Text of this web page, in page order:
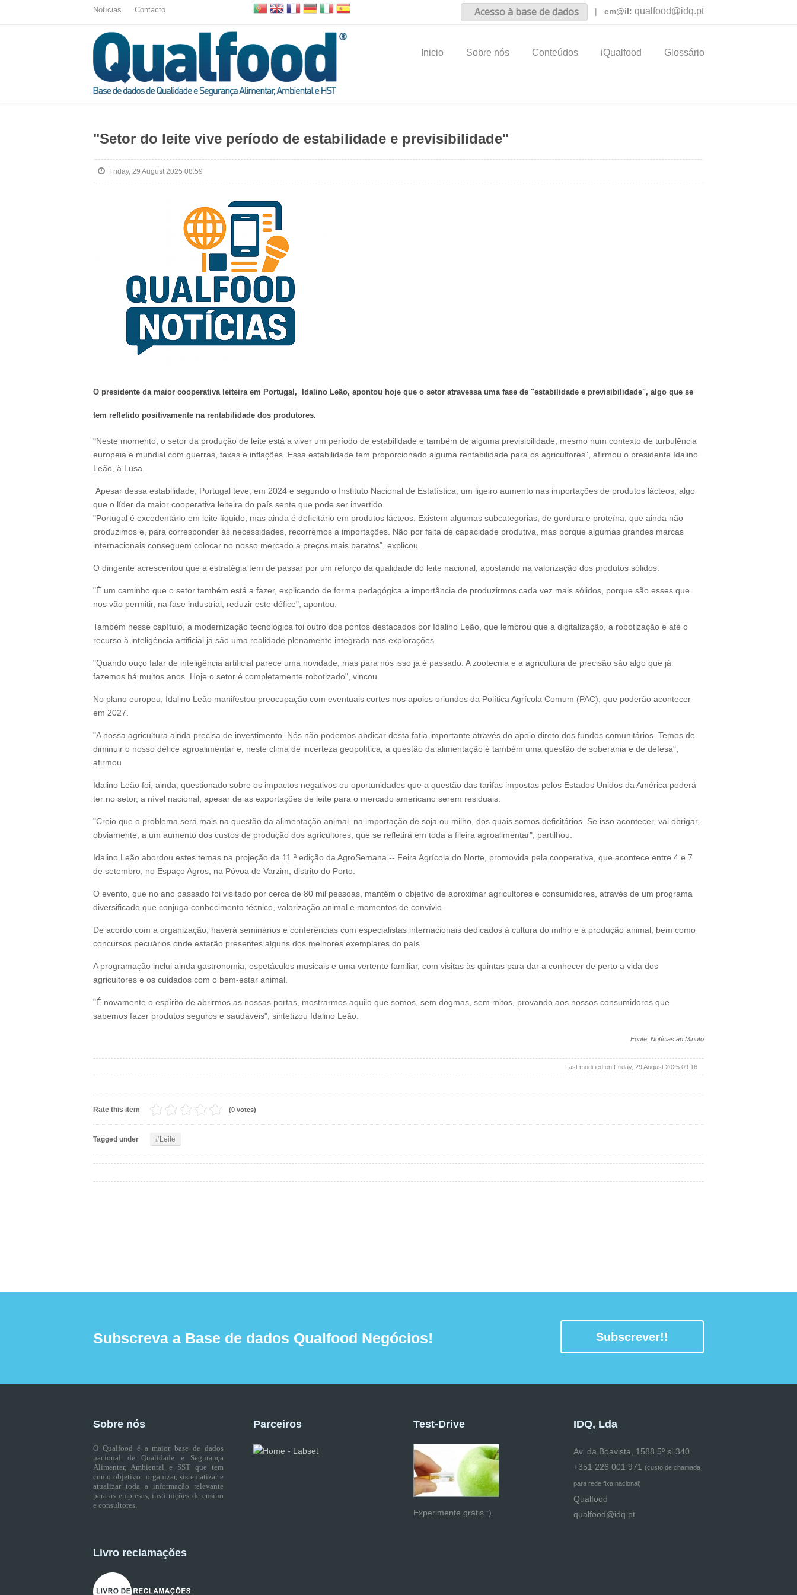
Notícias Contacto Acesso à base de dados | em@il: qualfood@idq.pt
Inicio Sobre nós Conteúdos iQualfood Glossário
"Setor do leite vive período de estabilidade e previsibilidade"
Friday, 29 August 2025 08:59
O presidente da maior cooperativa leiteira em Portugal, Idalino Leão, apontou hoje que o setor atravessa uma fase de "estabilidade e previsibilidade", algo que se
tem refletido positivamente na rentabilidade dos produtores.
"Neste momento, o setor da produção de leite está a viver um período de estabilidade e também de alguma previsibilidade, mesmo num contexto de turbulência
europeia e mundial com guerras, taxas e inflações. Essa estabilidade tem proporcionado alguma rentabilidade para os agricultores" , afirmou o presidente Idalino
Leão, à Lusa.
Apesar dessa estabilidade, Portugal teve, em 2024 e segundo o Instituto Nacional de Estatística, um ligeiro aumento nas importações de produtos lácteos, algo
que o líder da maior cooperativa leiteira do país sente que pode ser invertido.
"Portugal é excedentário em leite líquido, mas ainda é deficitário em produtos lácteos. Existem algumas subcategorias, de gordura e proteína, que ainda não
produzimos e, para corresponder às necessidades, recorremos a importações. Não por falta de capacidade produtiva, mas porque algumas grandes marcas
internacionais conseguem colocar no nosso mercado a preços mais baratos", explicou.
O dirigente acrescentou que a estratégia tem de passar por um reforço da qualidade do leite nacional, apostando na valorização dos produtos sólidos.
"É um caminho que o setor também está a fazer, explicando de forma pedagógica a importância de produzirmos cada vez mais sólidos, porque são esses que
nos vão permitir, na fase industrial, reduzir este défice", apontou.
Também nesse capítulo, a modernização tecnológica foi outro dos pontos destacados por Idalino Leão, que lembrou que a digitalização, a robotização e até o
recurso à inteligência artificial já são uma realidade plenamente integrada nas explorações.
"Quando ouço falar de inteligência artificial parece uma novidade, mas para nós isso já é passado. A zootecnia e a agricultura de precisão são algo que já
fazemos há muitos anos. Hoje o setor é completamente robotizado", vincou.
No plano europeu, Idalino Leão manifestou preocupação com eventuais cortes nos apoios oriundos da Política Agrícola Comum (PAC), que poderão acontecer
em 2027.
"A nossa agricultura ainda precisa de investimento. Nós não podemos abdicar desta fatia importante através do apoio direto dos fundos comunitários. Temos de
diminuir o nosso défice agroalimentar e, neste clima de incerteza geopolítica, a questão da alimentação é também uma questão de soberania e de defesa",
afirmou.
Idalino Leão foi, ainda, questionado sobre os impactos negativos ou oportunidades que a questão das tarifas impostas pelos Estados Unidos da América poderá
ter no setor, a nível nacional, apesar de as exportações de leite para o mercado americano serem residuais.
"Creio que o problema será mais na questão da alimentação animal, na importação de soja ou milho, dos quais somos deficitários. Se isso acontecer, vai obrigar,
obviamente, a um aumento dos custos de produção dos agricultores, que se refletirá em toda a fileira agroalimentar", partilhou.
Idalino Leão abordou estes temas na projeção da 11.ª edição da AgroSemana -- Feira Agrícola do Norte, promovida pela cooperativa, que acontece entre 4 e 7
de setembro, no Espaço Agros, na Póvoa de Varzim, distrito do Porto.
O evento, que no ano passado foi visitado por cerca de 80 mil pessoas, mantém o objetivo de aproximar agricultores e consumidores, através de um programa
diversificado que conjuga conhecimento técnico, valorização animal e momentos de convívio.
De acordo com a organização, haverá seminários e conferências com especialistas internacionais dedicados à cultura do milho e à produção animal, bem como
concursos pecuários onde estarão presentes alguns dos melhores exemplares do país.
A programação inclui ainda gastronomia, espetáculos musicais e uma vertente familiar, com visitas às quintas para dar a conhecer de perto a vida dos
agricultores e os cuidados com o bem-estar animal.
"É novamente o espírito de abrirmos as nossas portas, mostrarmos aquilo que somos, sem dogmas, sem mitos, provando aos nossos consumidores que
sabemos fazer produtos seguros e saudáveis", sintetizou Idalino Leão.
Fonte: Notícias ao Minuto
Last modified on Friday, 29 August 2025 09:16
Rate this item (0 votes)
Tagged under Leite
Subscreva a Base de dados Qualfood Negócios! Subscrever!!
Sobre nós
O Qualfood é a maior base de dados
nacional de Qualidade e Segurança
Alimentar, Ambiental e SST que tem
como objetivo: organizar, sistematizar e
atualizar toda a informação relevante
para as empresas, instituições de ensino
e consultores.
Livro reclamações
Parceiros Test-Drive
Experimente grátis :)
IDQ, Lda
Av. da Boavista, 1588 5º sl 340
+351 226 001 971 (custo de chamada
para rede fixa nacional)
Qualfood
qualfood@idq.pt